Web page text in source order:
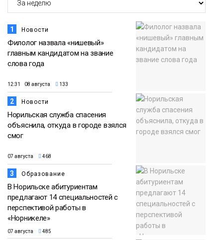
1 Новости
Филолог назвала «нишевый»
главным кандидатом на звание
слова года
12:31 08 августа 133
2 Новости
Норильская служба спасения
объяснила, откуда в городе взялся
смог
07 августа 468
3 Образование
В Норильске абитуриентам
предлагают 14 специальностей с
перспективой работы в
«Норникеле»
07 августа 485